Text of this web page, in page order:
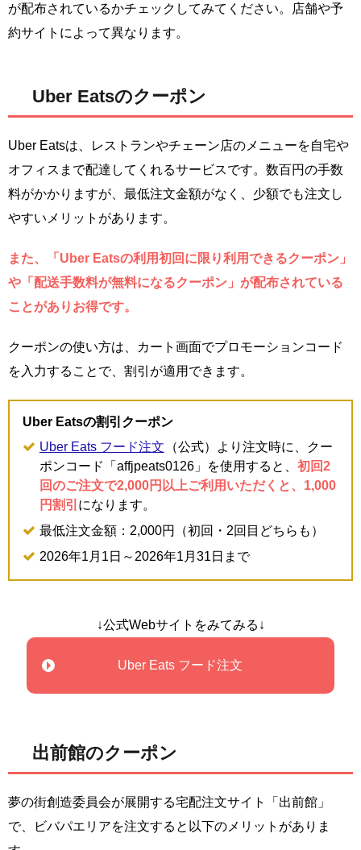
が配布されているかチェックしてみてください。店舗や予
約サイトによって異なります。
Uber Eatsのクーポン
Uber Eatsは、レストランやチェーン店のメニューを自宅や
オフィスまで配達してくれるサービスです。数百円の手数
料がかかりますが、最低注文金額がなく、少額でも注文し
やすいメリットがあります。
また、「Uber Eatsの利用初回に限り利用できるクーポン」
や「配送手数料が無料になるクーポン」が配布されている
ことがありお得です。
クーポンの使い方は、カート画面でプロモーションコード
を入力することで、割引が適用できます。
Uber Eatsの割引クーポン
Uber Eats フード注文
（公式）より注文時に、クー
ポンコード「affjpeats0126」を使用すると、 初回2
回のご注文で2,000円以上ご利用いただくと、1,000
円割引 になります。
最低注文金額：2,000円（初回・2回目どちらも）
2026年1月1日～2026年1月31日まで
↓公式Webサイトをみてみる↓
Uber Eats フード注文
出前館のクーポン
夢の街創造委員会が展開する宅配注文サイト「出前館」
で、ビバパエリアを注文すると以下のメリットがありま